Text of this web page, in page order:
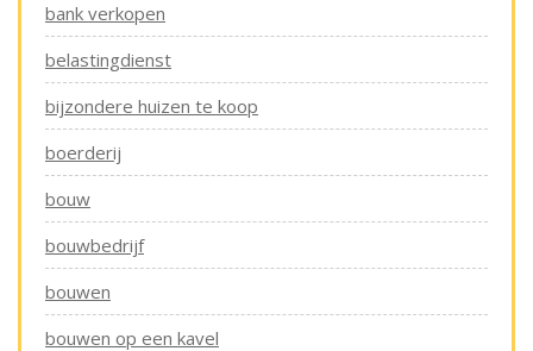
bank verkopen
belastingdienst
bijzondere huizen te koop
boerderij
bouw
bouwbedrijf
bouwen
bouwen op een kavel